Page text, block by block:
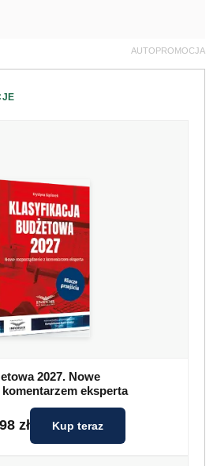
AUTOPROMOCJA
2027. Nowe
eksperta
zł Kup teraz